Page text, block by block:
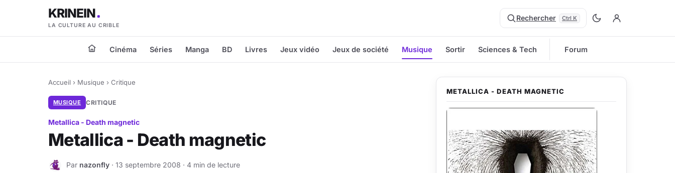
KRINEIN
LA CULTURE AU CRIBLE
Rechercher Ctrl K
Cinéma Séries Manga BD Livres Jeux vidéo Jeux de société Musique Sortir Sciences & Tech Forum
Accueil › Musique › Critique
MUSIQUE CRITIQUE
Metallica - Death magnetic
Metallica - Death magnetic
N Par nazonfly · 13 septembre 2008 · 4 min de lecture
METALLICA - DEATH MAGNETIC